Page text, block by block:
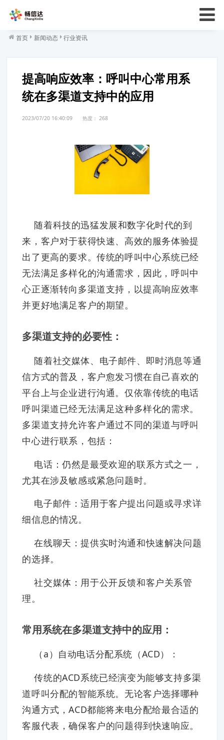
首页 新闻动态 行业资讯
提高响应效率：呼叫中心常用系
统在多渠道支持中的应用
2023/07/20 16:40:09 热度：268
随着科技的迅猛发展和数字化时代的到
来，客户对于获得快速、高效的服务体验提
出了更高的要求。传统的呼叫中心系统已经
无法满足多样化的沟通需求，因此，呼叫中
心正逐渐转向多渠道支持，以提高响应效率
并更好地满足客户的期望。
多渠道支持的必要性：
随着社交媒体、电子邮件、即时消息等通
信方式的普及，客户愈发习惯在自己喜欢的
平台上与企业进行沟通。仅依靠传统的电话
呼叫渠道已经无法满足这种多样化的需求。
多渠道支持允许客户通过不同的渠道与呼叫
中心进行联系，包括：
电话：仍然是最受欢迎的联系方式之一，
尤其在涉及敏感或紧急问题时。
电子邮件：适用于客户提出问题或寻求详
细信息的情况。
在线聊天：提供实时沟通和快速解决问题
的选择。
社交媒体：用于公开反馈和客户关系管
理。
常用系统在多渠道支持中的应用：
（a）自动电话分配系统（ACD）：
传统的ACD系统已经演变为能够支持多渠
道呼叫分配的智能系统。无论客户选择哪种
沟通方式，ACD都能将来电分配给最合适的
客服代表，确保客户的问题得到快速响应。